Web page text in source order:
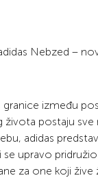
Nebzed –
između
života postaju sve
adidas
upravo
za one koji